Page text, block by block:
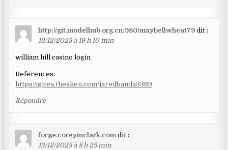
http://git.modelhub.org.cn:980/maybellwheat79 dit :
13/12/2025 à 19 h 10 min
william hill casino login
References:
https://gitea.theaken.com/jaredbanda3389
Répondre
forge.coreymclark.com dit :
13/12/2025 à 8 h 25 min